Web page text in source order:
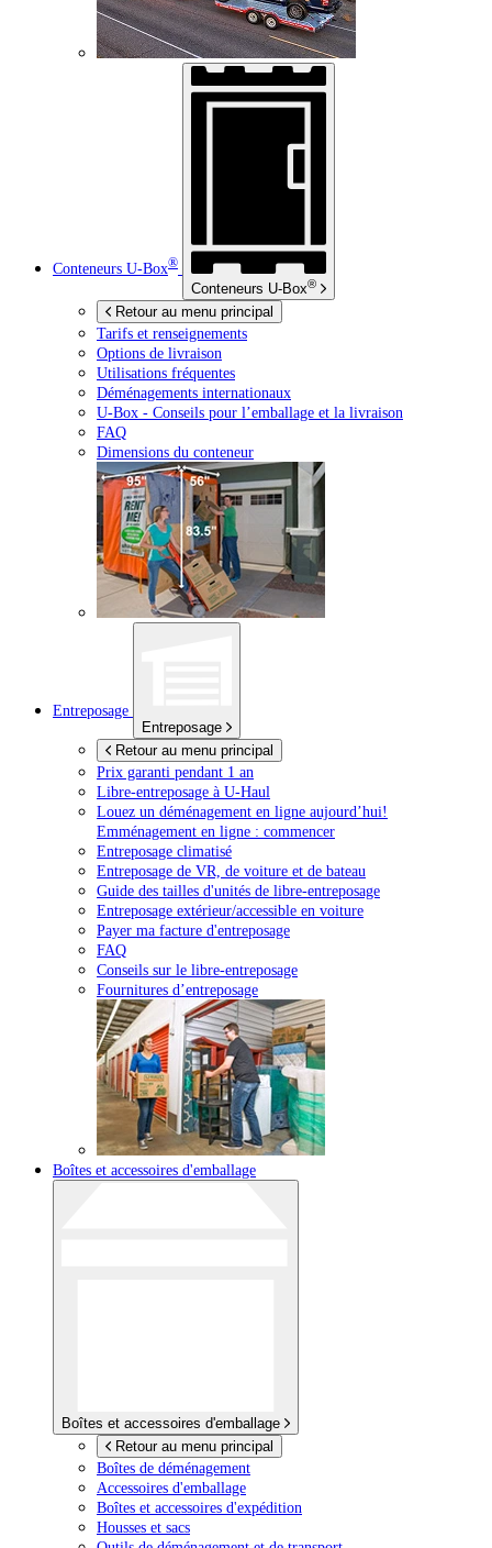
Conteneurs U-Box®
Conteneurs U-Box®
Retour au menu principal
Tarifs et renseignements
Options de livraison
Utilisations fréquentes
Déménagements internationaux
U-Box - Conseils pour l’emballage et la livraison
FAQ
Dimensions du conteneur
Entreposage
Entreposage
Retour au menu principal
Prix garanti pendant 1 an
Libre-entreposage à U-Haul
Louez un déménagement en ligne aujourd’hui!
Emménagement en ligne : commencer
Entreposage climatisé
Entreposage de VR, de voiture et de bateau
Guide des tailles d'unités de libre-entreposage
Entreposage extérieur/accessible en voiture
Payer ma facture d'entreposage
FAQ
Conseils sur le libre-entreposage
Fournitures d’entreposage
Boîtes et accessoires d'emballage
Boîtes et accessoires d'emballage
Retour au menu principal
Boîtes de déménagement
Accessoires d'emballage
Boîtes et accessoires d'expédition
Housses et sacs